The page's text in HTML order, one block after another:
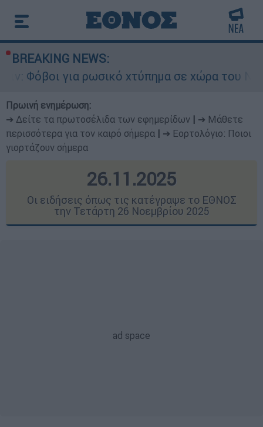
BREAKING NEWS:
χτύπημα σε χώρα του ΝΑΤΟ - Τα βασικά
Πρωινή ενημέρωση:
➔ Δείτε τα πρωτοσέλιδα των εφημερίδων
➔ Μάθετε
περισσότερα για τον καιρό σήμερα
➔ Εορτολόγιο: Ποιοι
γιορτάζουν σήμερα
26.11.2025
Οι ειδήσεις όπως τις κατέγραψε το ΕΘΝΟΣ
την Τετάρτη 26 Νοεμβρίου 2025